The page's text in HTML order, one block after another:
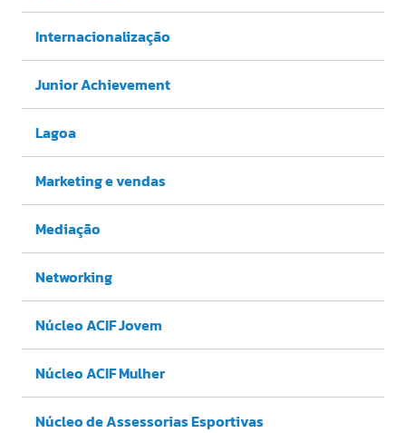
Internacionalização
Junior Achievement
Lagoa
Marketing e vendas
Mediação
Networking
Núcleo ACIF Jovem
Núcleo ACIF Mulher
Núcleo de Assessorias Esportivas